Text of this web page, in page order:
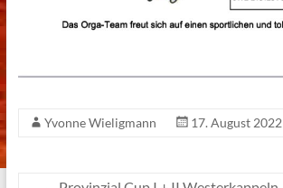
Yvonne Wieligmann 17. August 2022